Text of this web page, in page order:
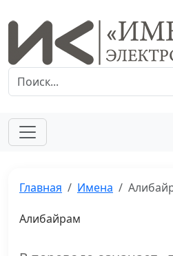
Главная Имена
Алибайрам